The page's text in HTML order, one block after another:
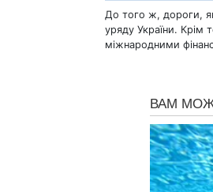
До того ж, дороги,
уряду України. Крім
міжнародними